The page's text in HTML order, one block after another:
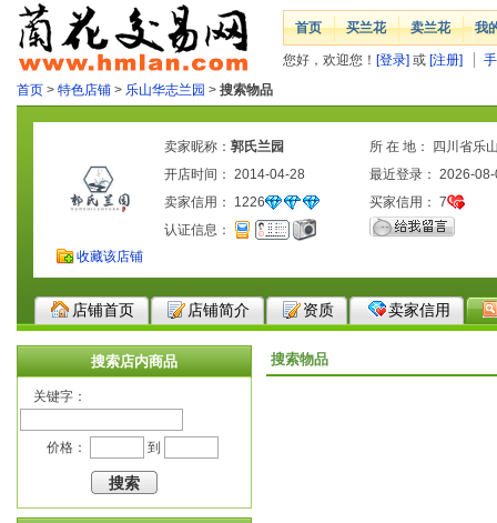
首页 买兰花 卖兰花 我
您好，欢迎您！ [登录] 或 [注册]
首页 > 特色店铺 > 乐山华志兰园 > 搜索物品
收藏该店铺
卖家昵称： 郭氏兰园
所 在 地： 四川省乐
开店时间： 2014-04-28
最近登录： 2026-
卖家信用： 1226 买家信用： 7
认证信息：
店铺首页 店铺简介 资质 卖家信用
搜索店内商品
关键字：
价格： 到
搜索物品